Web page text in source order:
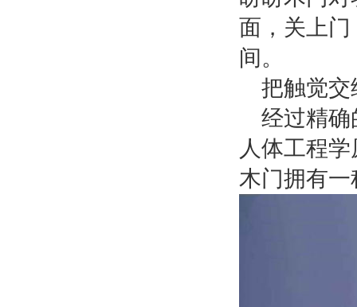
面，关上
间。
把触觉交
经过精确
人体工程
木门拥有